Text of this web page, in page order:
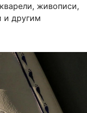
живописи,
и другим